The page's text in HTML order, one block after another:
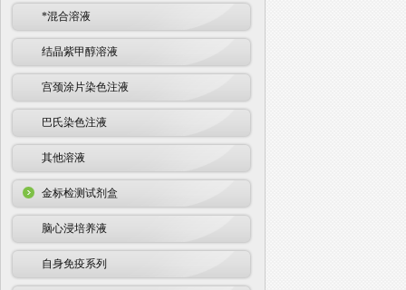
*混合溶液
结晶紫甲醇溶液
宫颈涂片染色注液
巴氏染色注液
其他溶液
金标检测试剂盒
脑心浸培养液
自身免疫系列